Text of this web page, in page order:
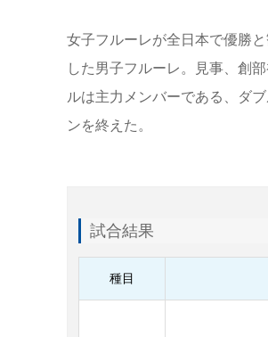
女子フルーレが全日本で優勝
した男子フルーレ。見事、創
ルは主力メンバーである、ダ
ンを終えた。
試合結果
種目